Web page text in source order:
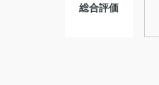
総合評価